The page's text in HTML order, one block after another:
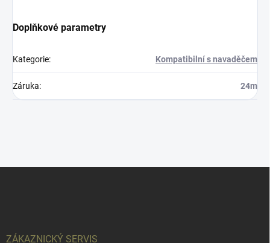
Doplňkové parametry
Kategorie: Kompatibilní s navaděčem
Záruka: 24m
ZÁKAZNICKÝ SERVIS